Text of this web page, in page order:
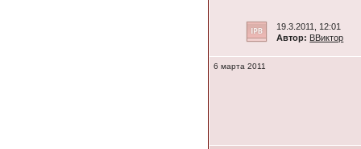
19.3.2011, 12:01
Автор: ВВиктор
6 марта 2011